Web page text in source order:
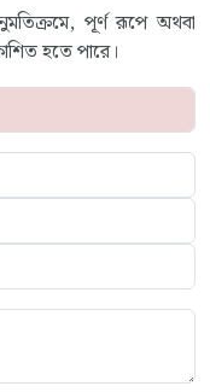
পূর্ণ রূপে অথবা
হতে পারে।